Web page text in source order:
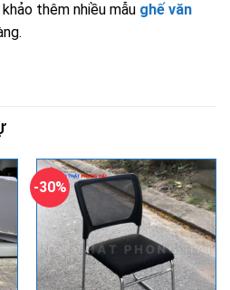
thêm nhiều mẫu ghế văn
-30%